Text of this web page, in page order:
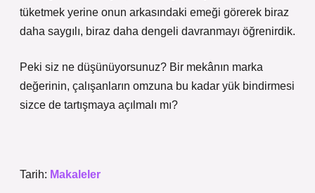
tüketmek yerine onun arkasındaki emeği görerek biraz
daha saygılı, biraz daha dengeli davranmayı öğrenirdik.
Peki siz ne düşünüyorsunuz? Bir mekânın marka
değerinin, çalışanların omzuna bu kadar yük bindirmesi
sizce de tartışmaya açılmalı mı?
Tarih: Makaleler